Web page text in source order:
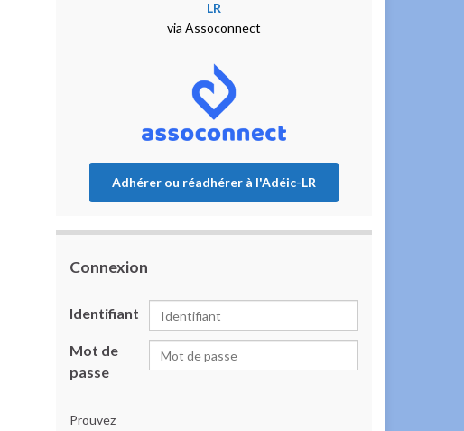
LR
via Assoconnect
Adhérer ou réadhérer à l'Adéic-LR
Connexion
Identifiant
Mot de
passe
Prouvez